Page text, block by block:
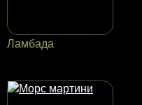
Ламбада